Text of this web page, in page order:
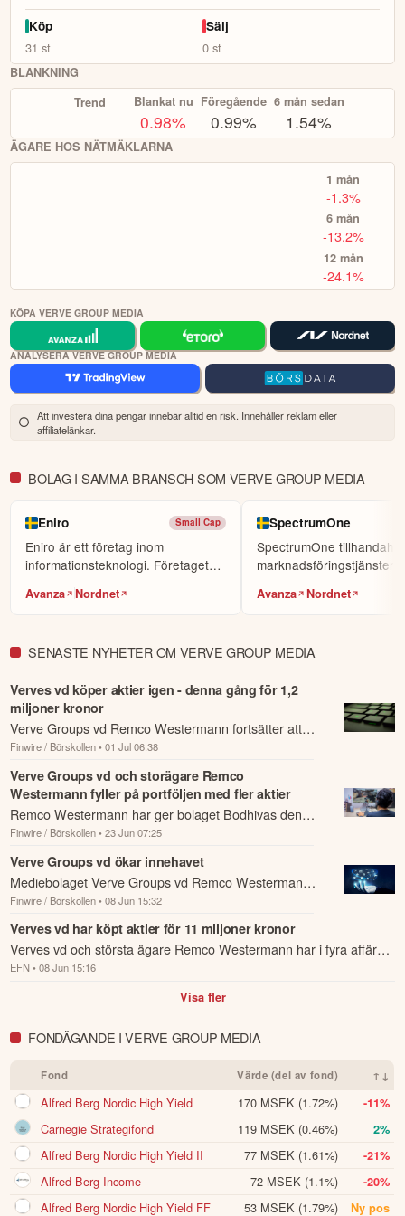
KOPIERA TOPPINVESTERARE
eToro är en investeringsplattform för flera tillgångsslag. Värdet på
dina investeringar kan gå upp eller ner. Du riskerar ditt kapital.
Köp
31 st
Sälj
0 st
BLANKNING
Trend
Blankat nu
0.98%
Föregående
0.99%
6 mån sedan
1.54%
ÄGARE HOS NÄTMÄKLARNA
1 mån
-1.3%
6 mån
-13.2%
12 mån
-24.1%
KÖPA VERVE GROUP MEDIA
ANALYSERA VERVE GROUP MEDIA
Att investera dina pengar innebär alltid en risk. Innehåller reklam eller
affiliatelänkar.
BOLAG I SAMMA BRANSCH SOM VERVE GROUP MEDIA
Eniro Small Cap
Eniro är ett företag inom
informationsteknologi. Företaget
Avanza Nordnet
SpectrumOne
SpectrumOne
marknadsföringstjänster
Avanza Nordnet
SENASTE NYHETER OM VERVE GROUP MEDIA
Verves vd köper aktier igen - denna gång för 1,2
miljoner kronor
Verve Groups vd Remco Westermann fortsätter att
köpa aktier genom bolaget Bodhivas.
Finwire / Börskollen • 01 Jul 06:38
Verve Groups vd och storägare Remco
Westermann fyller på portföljen med fler aktier
Remco Westermann har ger bolaget Bodhivas den
19 till 22 juni köpt 88 283 aktier i mediebolaget Verve
där han är vd och storägare.
Finwire / Börskollen • 23 Jun 07:25
Verve Groups vd ökar innehavet
Mediebolaget Verve Groups vd Remco Westermann
har ökat innehavet med 590 058 aktier.
Finwire / Börskollen • 08 Jun 15:32
Verves vd har köpt aktier för 11 miljoner kronor
Verves vd och största ägare Remco Westermann har i fyra affärer
köpt cirka 590.
EFN • 08 Jun 15:16
Visa fler
FONDÄGANDE I VERVE GROUP MEDIA
Fond Värde (del av fond) ↑↓
Alfred Berg Nordic High Yield 170 MSEK (1.72%) -11%
Carnegie Strategifond 119 MSEK (0.46%) 2%
Alfred Berg Nordic High Yield II 77 MSEK (1.61%) -21%
Alfred Berg Income 72 MSEK (1.1%) -20%
Alfred Berg Nordic High Yield FF 53 MSEK (1.79%) Ny pos